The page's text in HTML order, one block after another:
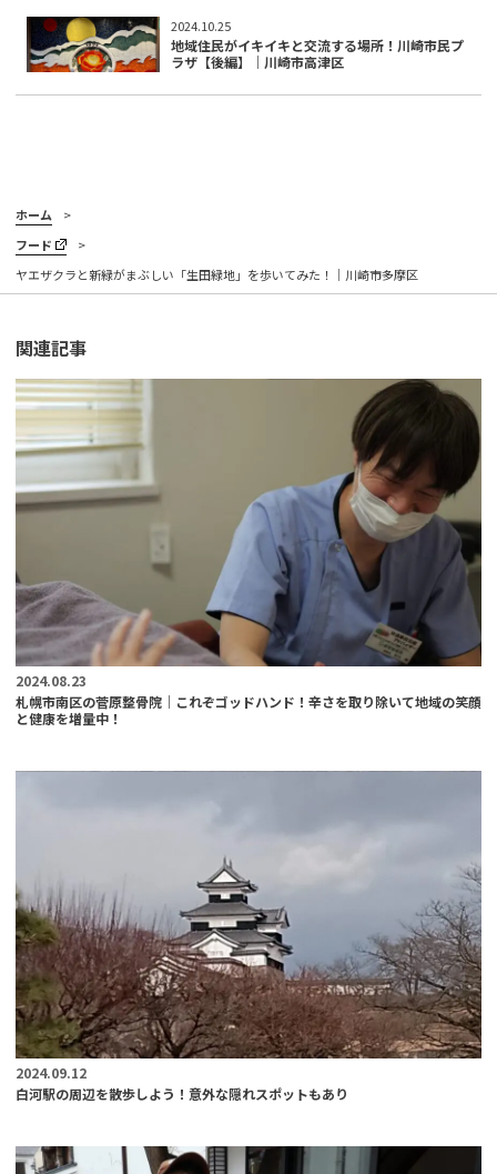
2024.10.25
地域住民がイキイキと交流する場所！川崎市民プ
ラザ【後編】｜川崎市高津区
ホーム
フード
ヤエザクラと新緑がまぶしい「生田緑地」を歩いてみた！｜川崎市多摩区
関連記事
2024.08.23
札幌市南区の菅原整骨院｜これぞゴッドハンド！辛さを取り除いて地域の笑顔
と健康を増量中！
2024.09.12
白河駅の周辺を散歩しよう！意外な隠れスポットもあり